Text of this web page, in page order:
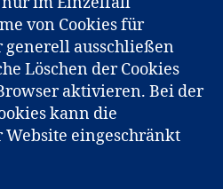
von Cookies für
generell ausschließen
Löschen der Cookies
aktivieren. Bei der
kann die
eingeschränkt